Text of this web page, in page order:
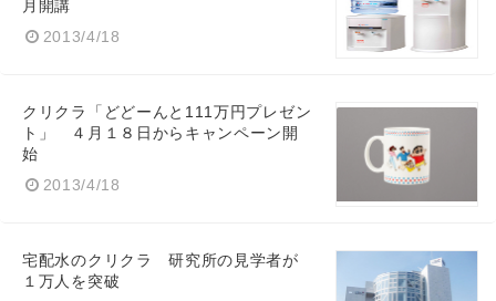
月開講
2013/4/18
クリクラ「どどーんと111万円プレゼン
ト」 ４月１８日からキャンペーン開
始
2013/4/18
宅配水のクリクラ 研究所の見学者が
１万人を突破